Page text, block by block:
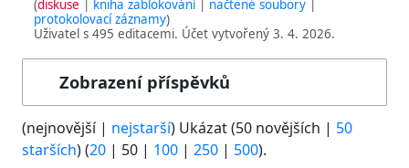
diskuse
kniha zablokování
načtené soubory
protokolovací záznamy
Uživatel s 495 editacemi. Účet vytvořený 3. 4. 2026.
Zobrazení příspěvků
(nejnovější| nejstarší) Ukázat (50 novějších | 50
starších) (20 | 50 | 100 | 250 | 500).